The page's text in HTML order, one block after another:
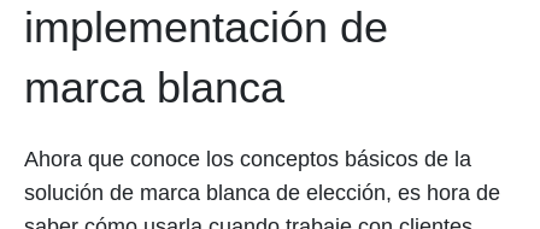
implementación de
marca blanca
Ahora que conoce los conceptos básicos de la
solución de marca blanca de elección, es hora de